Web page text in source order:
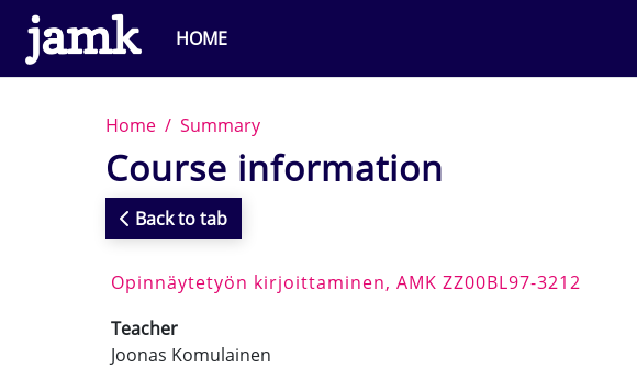
Skip to main content
HOME
Home Summary
Course information
Back to tab
Opinnäytetyön kirjoittaminen, AMK ZZ00BL97-3212
Teacher
Joonas Komulainen